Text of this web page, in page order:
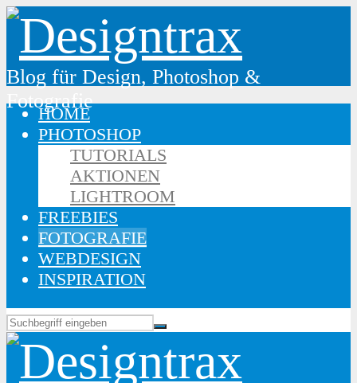
Blog für Design, Photoshop &
Fotografie
HOME
PHOTOSHOP
TUTORIALS
AKTIONEN
LIGHTROOM
FREEBIES
FOTOGRAFIE
WEBDESIGN
INSPIRATION